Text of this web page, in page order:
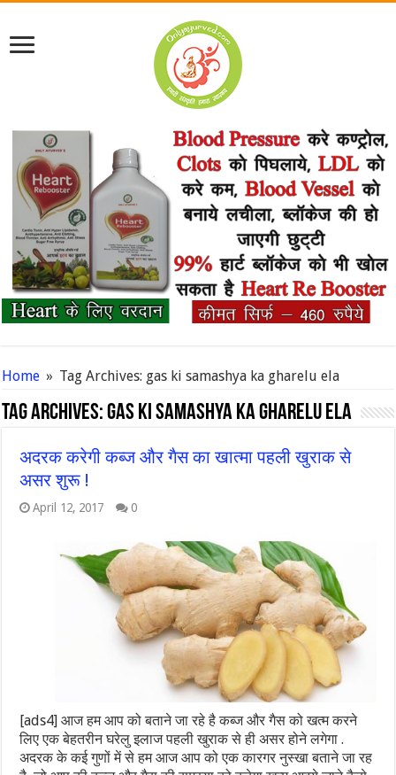
Home » Tag Archives: gas ki samashya ka gharelu ela
Tag Archives:gas ki samashya ka gharelu ela
अदरक करेगी कब्ज और गैस का खात्मा पहली खुराक से
असर शुरू !
April 12, 2017 0
[ads4] आज हम आप को बताने जा रहे है कब्ज और गैस को खत्म करने
लिए एक बेहतरीन घरेलु इलाज पहली खुराक से ही असर होने लगेगा .
अदरक के कई गुणों में से हम आज आप को एक कारगर नुस्खा बताने जा रह